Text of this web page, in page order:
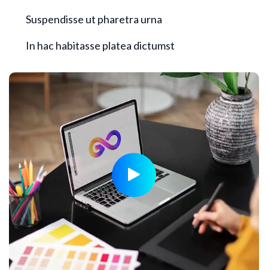
Suspendisse ut pharetra urna
In hac habitasse platea dictumst